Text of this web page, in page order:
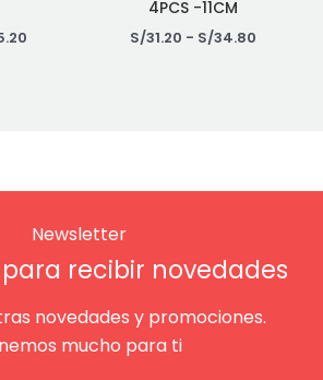
4PCS -11CM
S/31.20 - S/34.80
Newsletter
recibir novedades
novedades y promociones.
mucho para ti